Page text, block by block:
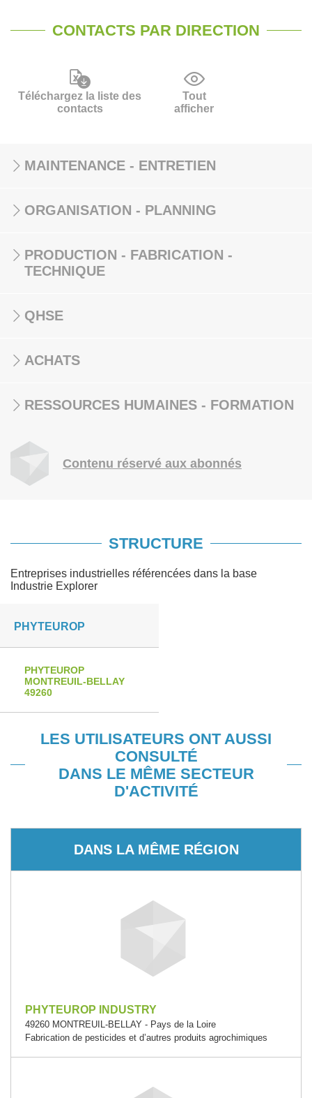
CONTACTS PAR DIRECTION
Téléchargez la liste des
contacts
Tout
afficher
MAINTENANCE - ENTRETIEN
ORGANISATION - PLANNING
PRODUCTION - FABRICATION -
TECHNIQUE
QHSE
ACHATS
RESSOURCES HUMAINES - FORMATION
Contenu réservé aux abonnés
STRUCTURE
Entreprises industrielles référencées dans la base
Industrie Explorer
PHYTEUROP
PHYTEUROP
MONTREUIL-BELLAY
49260
LES UTILISATEURS ONT AUSSI
CONSULTÉ
DANS LE MÊME SECTEUR
D'ACTIVITÉ
DANS LA MÊME RÉGION
PHYTEUROP INDUSTRY
49260 MONTREUIL-BELLAY - Pays de la Loire
Fabrication de pesticides et d’autres produits agrochimiques